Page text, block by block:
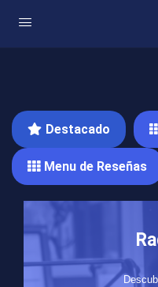
Destacado
Menu de Reseñas